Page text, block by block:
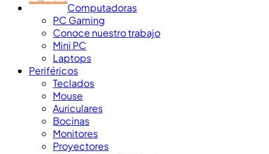
Computadoras
PC Gaming
Conoce nuestro trabajo
Mini PC
Laptops
Periféricos
Teclados
Mouse
Auriculares
Bocinas
Monitores
Proyectores